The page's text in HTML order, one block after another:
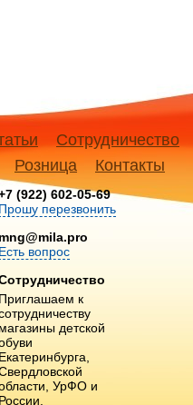
Сотрудничество
Розница Контакты
(922) 602-05-69
Прошу перезвонить
mng@mila.pro
Есть вопрос
Приглашаем к
магазины детской
Екатеринбурга,
УрФО и
России.